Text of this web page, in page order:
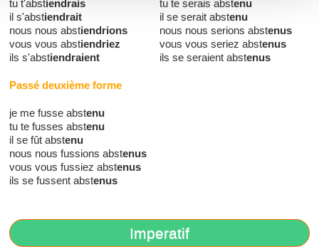
tu t'abstiendrais
il s'abstiendrait
nous nous abstiendrions
vous vous abstiendriez
ils s'abstiendraient
tu te serais abstenu
il se serait abstenu
nous nous serions abstenus
vous vous seriez abstenus
ils se seraient abstenus
Passé deuxième forme
je me fusse abstenu
tu te fusses abstenu
il se fût abstenu
nous nous fussions abstenus
vous vous fussiez abstenus
ils se fussent abstenus
Imperatif